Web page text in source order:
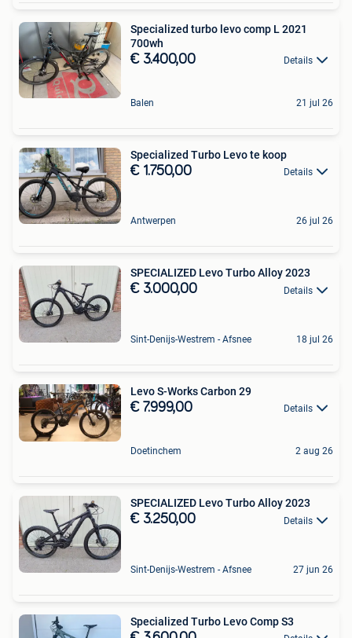
Specialized turbo levo comp L 2021
700wh
€ 3.400,00 Details
Balen 21 jul 26
Specialized Turbo Levo te koop
€ 1.750,00 Details
Antwerpen 26 jul 26
SPECIALIZED Levo Turbo Alloy 2023
€ 3.000,00 Details
Sint-Denijs-Westrem - Afsnee 18 jul 26
Levo S-Works Carbon 29
€ 7.999,00 Details
Doetinchem 2 aug 26
SPECIALIZED Levo Turbo Alloy 2023
€ 3.250,00 Details
Sint-Denijs-Westrem - Afsnee 27 jun 26
Specialized Turbo Levo Comp S3